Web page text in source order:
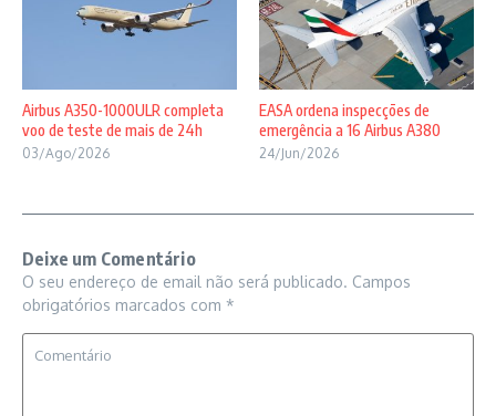
Airbus A350-1000ULR completa
voo de teste de mais de 24h
03/Ago/2026
EASA ordena inspecções de
emergência a 16 Airbus A380
24/Jun/2026
Deixe um Comentário
O seu endereço de email não será publicado. Campos
obrigatórios marcados com *